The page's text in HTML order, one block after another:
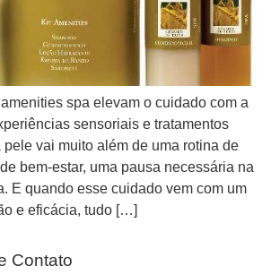
spa elevam o cuidado com a
sensoriais e tratamentos
vai muito além de uma rotina de
bem-estar, uma pausa necessária na
E quando esse cuidado vem com um
e eficácia, tudo […]
Contato